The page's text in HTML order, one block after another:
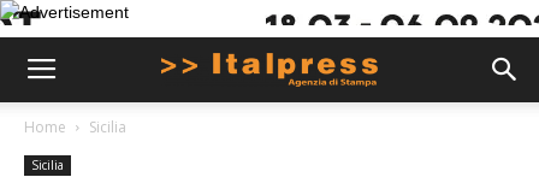
Home Sicilia
Sicilia